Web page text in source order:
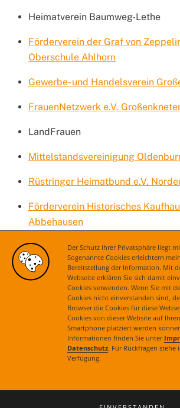
Der Schutz ihrer Privatsphäre liegt
Sogenannte Cookies erleichtern
Bereitstellung der Information. Mit
Webseite erklären Sie sich damit
Cookies verwenden. Wenn Sie mit
Cookies nicht einverstanden sind,
Browser die Cookies für diese
Cookies von dieser Website auf
Smartphone platziert werden
Informationen finden Sie unter
Datenschutz. Für Rückfragen stehe
Verfügung.
Heimatverein Baumweg-Lethe
Förderverein der Graf von
Oberschule Ahlhorn
Gewerbe- und Handelsverein
FrauenNetzwerk e.V.
LandFrauen
Mittelstandsvereinigung
Rüstringer Heimatbund e.V.
Förderverein Historisches
Abbehausen
Festspiele Mecklenburg-
Kölner Domverein e.V.
Dresdner Frauenkirche e.V.